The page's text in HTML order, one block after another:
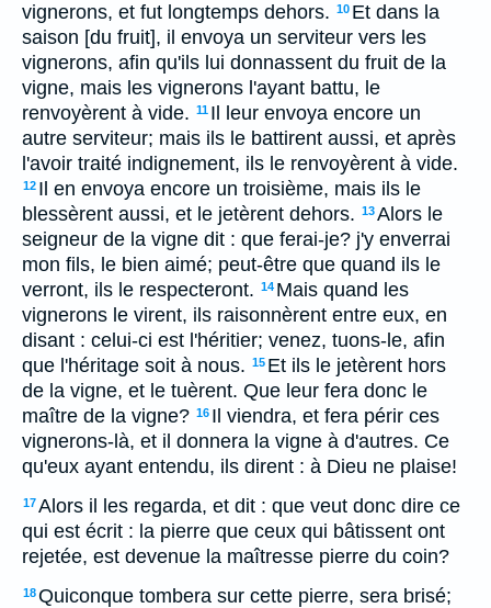
vignerons, et fut longtemps dehors. 10 Et dans la
saison [du fruit], il envoya un serviteur vers les
vignerons, afin qu'ils lui donnassent du fruit de la
vigne, mais les vignerons l'ayant battu, le
renvoyèrent à vide. 11 Il leur envoya encore un
autre serviteur; mais ils le battirent aussi, et après
l'avoir traité indignement, ils le renvoyèrent à vide.
12 Il en envoya encore un troisième, mais ils le
blessèrent aussi, et le jetèrent dehors. 13Alors le
seigneur de la vigne dit : que ferai-je? j'y enverrai
mon fils, le bien aimé; peut-être que quand ils le
verront, ils le respecteront. 14 Mais quand les
vignerons le virent, ils raisonnèrent entre eux, en
disant : celui-ci est l'héritier; venez, tuons-le, afin
que l'héritage soit à nous. 15 Et ils le jetèrent hors
de la vigne, et le tuèrent. Que leur fera donc le
maître de la vigne? 16 Il viendra, et fera périr ces
vignerons-là, et il donnera la vigne à d'autres. Ce
qu'eux ayant entendu, ils dirent : à Dieu ne plaise!
17Alors il les regarda, et dit : que veut donc dire ce
qui est écrit : la pierre que ceux qui bâtissent ont
rejetée, est devenue la maîtresse pierre du coin?
18Quiconque tombera sur cette pierre, sera brisé;